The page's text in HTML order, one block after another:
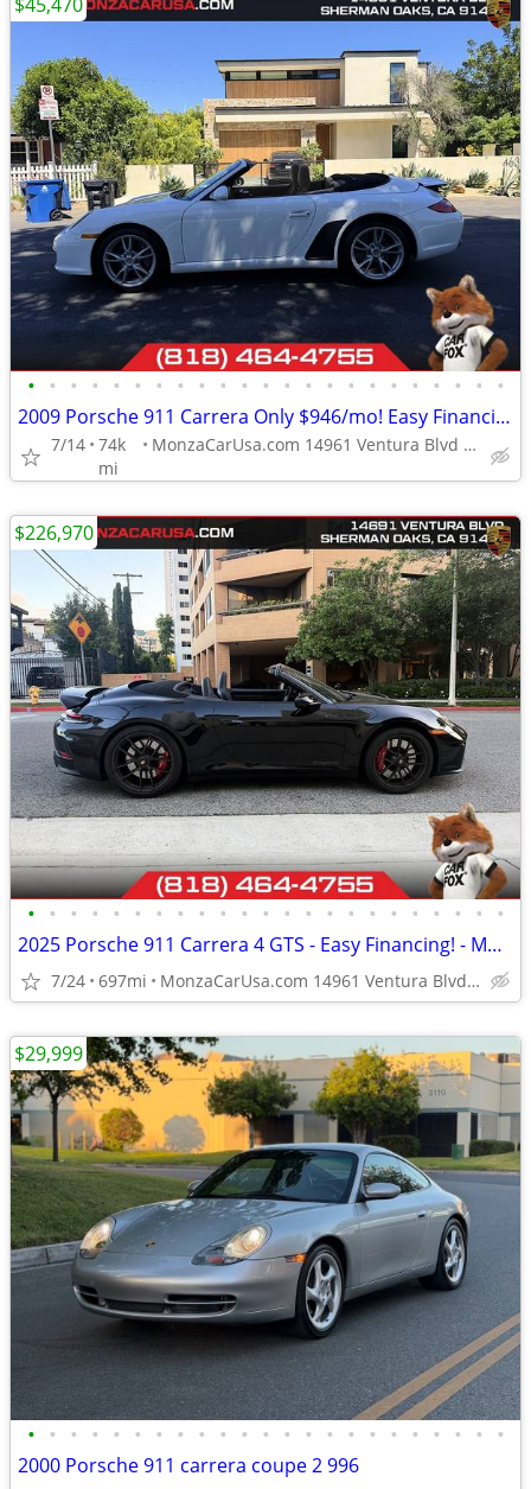
• • • • • • • • • • • • • • • • • • • • • • •
2009 Porsche 911 Carrera Only $946/mo! Easy Financing!
7/14 74k
mi
MonzaCarUsa.com 14961 Ventura Blvd Sherman Oaks
• • • • • • • • • • • • • • • • • • • • • • •
2025 Porsche 911 Carrera 4 GTS - Easy Financing! - MonzaCarUsa.com
7/24 697mi MonzaCarUsa.com 14961 Ventura Blvd Sherman Oaks
$226,970
• • • • • • • • • • • • • • • • • • • • • • •
2000 Porsche 911 carrera coupe 2 996
$29,999